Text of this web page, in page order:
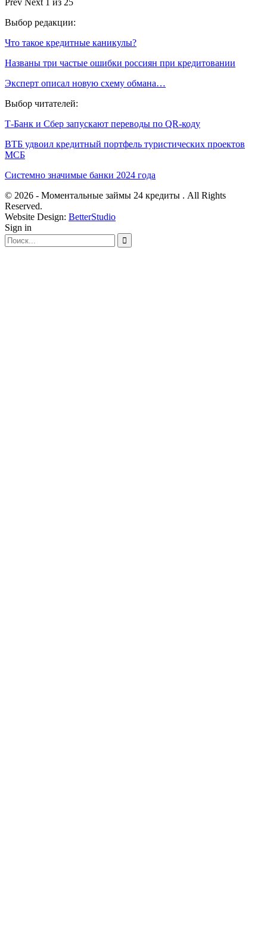
Выбор редакции:
Что такое кредитные каникулы?
Названы три частые ошибки россиян при кредитовании
Эксперт описал новую схему обмана…
Выбор читателей:
Т-Банк и Сбер запускают переводы по QR-коду
ВТБ удвоил кредитный портфель туристических проектов
МСБ
Системно значимые банки 2024 года
© 2026 - Моментальные займы 24 кредиты . All Rights
Reserved.
Website Design: BetterStudio
Sign in